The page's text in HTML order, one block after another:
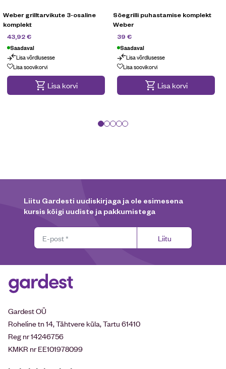
Weber grilltarvikute 3-osaline
komplekt
43,92€
Saadaval
Lisa võrdlusesse
Lisa soovikorvi
Lisa korvi
Söegrilli puhastamise komplekt
Weber
39 €
Saadaval
Lisa võrdlusesse
Lisa soovikorvi
Lisa korvi
Liitu Gardesti uudiskirjaga ja ole esimesena
kursis kõigi uudiste ja pakkumistega
Liitu
Gardest OÜ
Roheline tn 14, Tähtvere küla, Tartu 61410
Reg nr 14246756
KMKR nr EE101978099